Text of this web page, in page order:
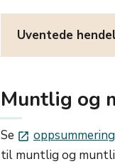
Uventede
Muntlig og
Se launch
til muntlig og